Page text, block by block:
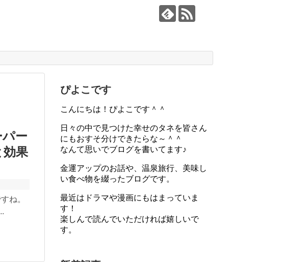
ー
効果
ね。
ぴよこです
こんにちは！ぴよこです＾＾
日々の中で見つけた幸せのタネを皆さん
にもおすそ分けできたらな～＾＾
なんて思いでブログを書いてます♪
金運アップのお話や、温泉旅行、美味し
い食べ物を綴ったブログです。
最近はドラマや漫画にもはまっていま
す！
楽しんで読んでいただければ嬉しいで
す。